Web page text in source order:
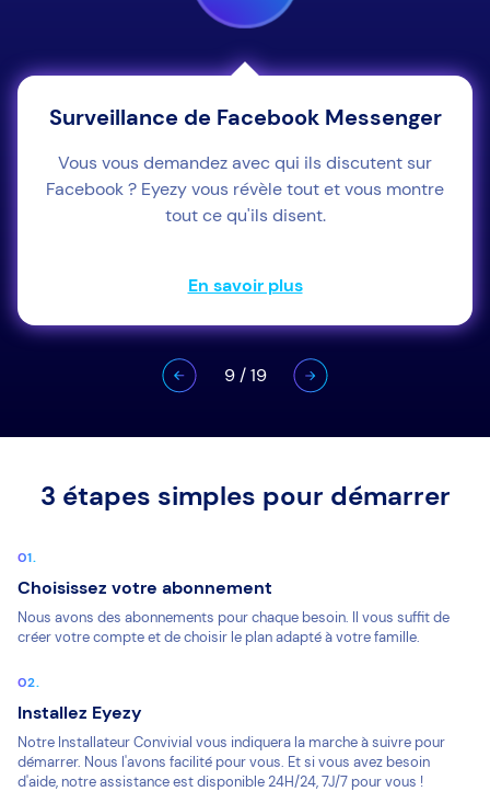
Surveillance de Facebook Messenger
Vous vous demandez avec qui ils discutent sur
Facebook ? Eyezy vous révèle tout et vous montre
tout ce qu'ils disent.
En savoir plus
9/19
3 étapes simples pour démarrer
Choisissez votre abonnement
Nous avons des abonnements pour chaque besoin. Il vous suffit de
créer votre compte et de choisir le plan adapté à votre famille.
Installez Eyezy
Notre Installateur Convivial vous indiquera la marche à suivre pour
démarrer. Nous l'avons facilité pour vous. Et si vous avez besoin
d'aide, notre assistance est disponible 24H/24, 7J/7 pour vous !